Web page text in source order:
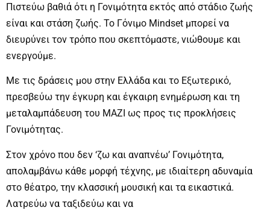
Πιστεύω βαθιά ότι η Γονιμότητα εκτός από στάδιο ζωής
είναι και στάση ζωής. Το Γόνιμο Mindset μπορεί να
διευρύνει τον τρόπο που σκεπτόμαστε, νιώθουμε και
ενεργούμε.
Με τις δράσεις μου στην Ελλάδα και το Εξωτερικό,
πρεσβεύω την έγκυρη και έγκαιρη ενημέρωση και τη
μεταλαμπάδευση του ΜΑΖΙ ως προς τις προκλήσεις
Γονιμότητας.
Στον χρόνο που δεν ‘ζω και αναπνέω’ Γονιμότητα,
απολαμβάνω κάθε μορφή τέχνης, με ιδιαίτερη αδυναμία
στο θέατρο, την κλασσική μουσική και τα εικαστικά.
Λατρεύω να ταξιδεύω και να